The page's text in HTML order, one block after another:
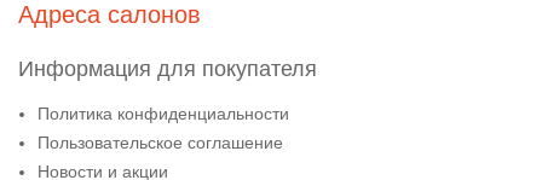
Адреса салонов
Информация для покупателя
Политика конфиденциальности
Пользовательское соглашение
Новости и акции